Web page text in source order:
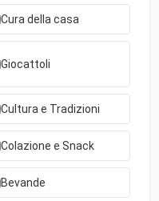
Cura della casa
Giocattoli
Cultura e Tradizioni
Colazione e Snack
Bevande